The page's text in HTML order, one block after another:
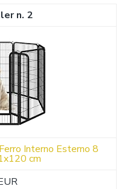
2
Interno Esterno 8
cm